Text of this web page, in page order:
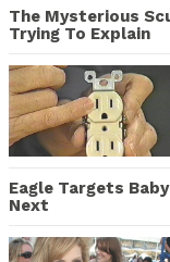
The Mysterious
Trying To Explain
Eagle Targets
Next